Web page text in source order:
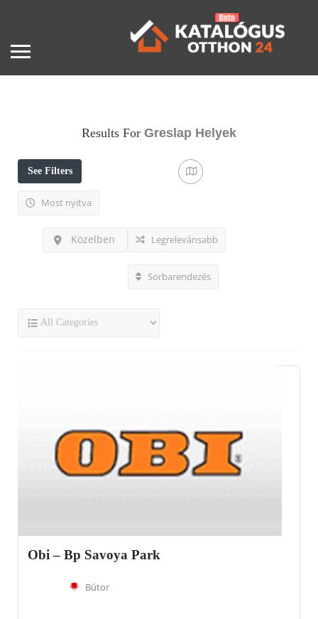
Results For Greslap Helyek
See Filters
Most nyitva
Közelben Legrelevánsabb
Sorbarendezés
Obi – Bp Savoya Park
Bútor